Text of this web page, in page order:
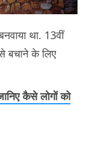
था. 13वीं
बचाने के लिए
कैसे लोगों को